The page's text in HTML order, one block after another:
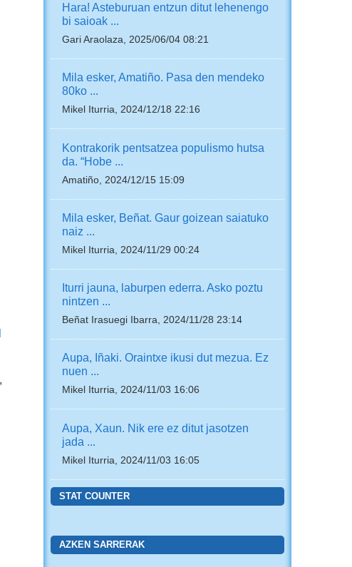
Hara! Asteburuan entzun ditut lehenengo
bi saioak ...
Gari Araolaza, 2025/06/04 08:21
Mila esker, Amatiño. Pasa den mendeko
80ko ...
Mikel Iturria, 2024/12/18 22:16
Kontrakorik pentsatzea populismo hutsa
da. “Hobe ...
Amatiño, 2024/12/15 15:09
Mila esker, Beñat. Gaur goizean saiatuko
naiz ...
Mikel Iturria, 2024/11/29 00:24
Iturri jauna, laburpen ederra. Asko poztu
nintzen ...
Beñat Irasuegi Ibarra, 2024/11/28 23:14
Aupa, Iñaki. Oraintxe ikusi dut mezua. Ez
nuen ...
Mikel Iturria, 2024/11/03 16:06
Aupa, Xaun. Nik ere ez ditut jasotzen
jada ...
Mikel Iturria, 2024/11/03 16:05
STAT COUNTER
AZKEN SARRERAK